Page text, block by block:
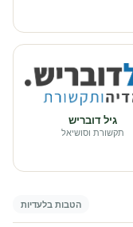
גיל דובריש
תקשורת וסושיאל
הטבות בלעדיות